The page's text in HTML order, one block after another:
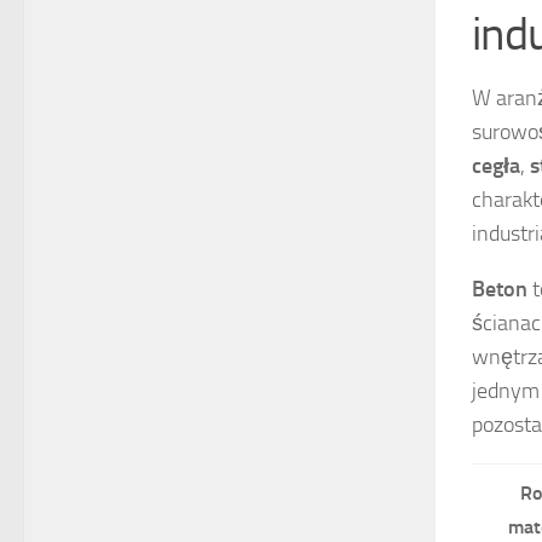
W
cegła,
Beton
jednym